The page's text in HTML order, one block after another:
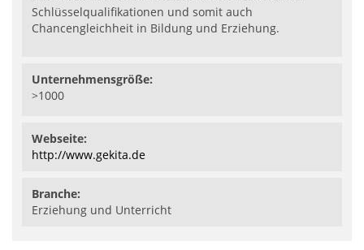
Schlüsselqualifikationen und somit auch
Chancengleichheit in Bildung und Erziehung.
Unternehmensgröße:
>1000
Webseite:
http://www.gekita.de
Branche:
Erziehung und Unterricht